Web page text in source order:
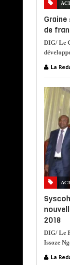
de
DIG/ Le
La
2018
DIG/ Le
Issoze
La